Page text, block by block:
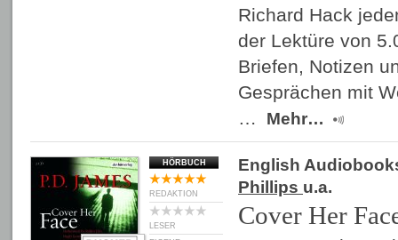
Richard Hack
der Lektüre von
Briefen, Notizen
Gesprächen mit
…
Mehr…
HÖRBUCH
REDAKTION
LESER
English
Phillips u.a.
Cover Her